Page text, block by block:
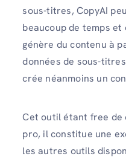
sous-titres, CopyAI
beaucoup de temps
génère du contenu à
données de sous-
crée néanmoins un
Cet outil étant free de
pro, il constitue une
les autres outils